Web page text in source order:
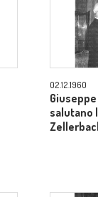
02.12.1960
salutano